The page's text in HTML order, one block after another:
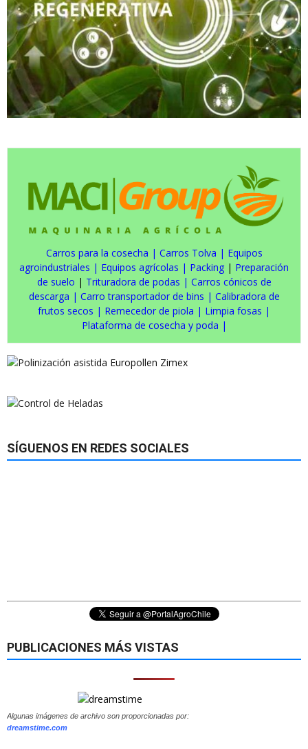
Carros para la cosecha | Carros Tolva | Equipos
agroindustriales | Equipos agrícolas | Packing | Preparación
de suelo | Trituradora de podas | Carros cónicos de
descarga | Carro transportador de bins | Calibradora de
frutos secos | Remecedor de piola | Limpia fosas |
Plataforma de cosecha y poda |
SÍGUENOS EN REDES SOCIALES
PUBLICACIONES MÁS VISTAS
Algunas imágenes de archivo son proporcionadas por:
dreamstime.com